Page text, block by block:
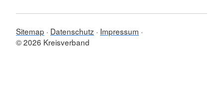
Sitemap Datenschutz
Impressum
© 2026 Kreisverband